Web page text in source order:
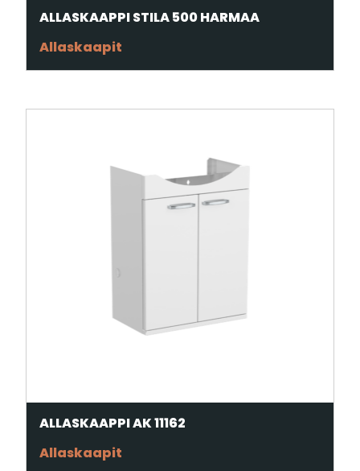
ALLASKAAPPI STILA 500 HARMAA
Allaskaapit
ALLASKAAPPI AK 11162
Allaskaapit